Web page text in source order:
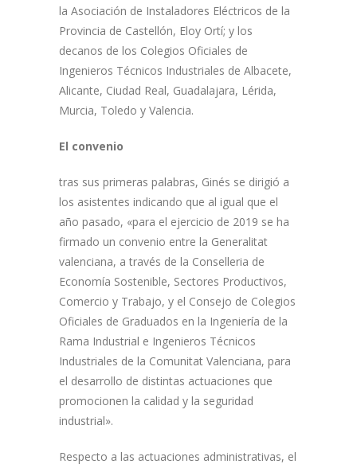
la Asociación de Instaladores Eléctricos de la
Provincia de Castellón, Eloy Ortí; y los
decanos de los Colegios Oficiales de
Ingenieros Técnicos Industriales de Albacete,
Alicante, Ciudad Real, Guadalajara, Lérida,
Murcia, Toledo y Valencia.
El convenio
tras sus primeras palabras, Ginés se dirigió a
los asistentes indicando que al igual que el
año pasado, «para el ejercicio de 2019 se ha
firmado un convenio entre la Generalitat
valenciana, a través de la Conselleria de
Economía Sostenible, Sectores Productivos,
Comercio y Trabajo, y el Consejo de Colegios
Oficiales de Graduados en la Ingeniería de la
Rama Industrial e Ingenieros Técnicos
Industriales de la Comunitat Valenciana, para
el desarrollo de distintas actuaciones que
promocionen la calidad y la seguridad
industrial».
Respecto a las actuaciones administrativas, el